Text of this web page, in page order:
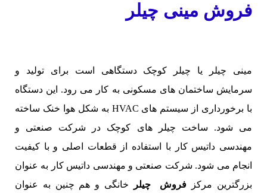
فروش مینی چیلر
مینی چیلر یا چیلر کوچک دستگاهی است برای تولید و
سرمایش ساختمان های مسکونی به کار می رود. این دستگاه
با برخورداری از سیستم های HVAC به شکل هوا خنک ساخته
می شود. ساخت چیلر های کوچک در شرکت صنعتی و
مهندسی داتیس کار با استفاده از قطعات اصلی و با کیفیت
انجام می شود. شرکت صنعتی و مهندسی داتیس کار به عنوان
بزرگترین مرکز فروش چیلر
خانگی و هم چنین به عنوان